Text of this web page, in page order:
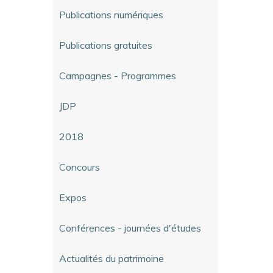
Publications numériques
Publications gratuites
Campagnes - Programmes
JDP
2018
Concours
Expos
Conférences - journées d'études
Actualités du patrimoine